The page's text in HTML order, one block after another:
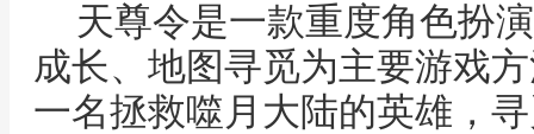
天尊令是一款重度角色扮
成长、地图寻觅为主要游戏
一名拯救噬月大陆的英雄，